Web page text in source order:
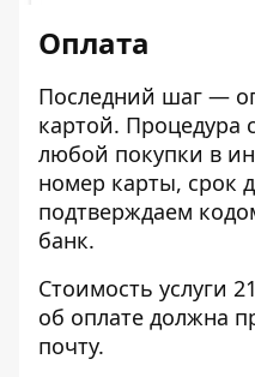
Оплата
Последний шаг —
картой. Процедура
любой покупки в
номер карты, срок
подтверждаем
банк.
Стоимость услуги
об оплате должна
почту.